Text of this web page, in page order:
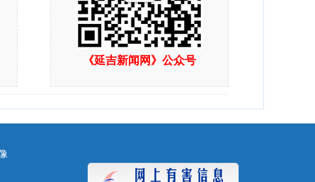
《延吉新闻网》公众号